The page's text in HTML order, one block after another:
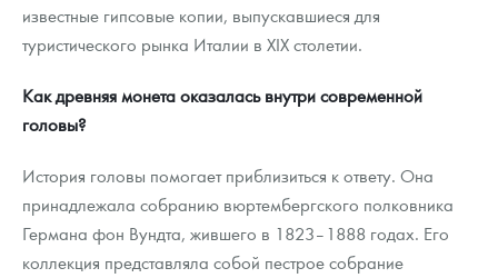
известные гипсовые копии, выпускавшиеся для
туристического рынка Италии в XIX столетии.
Как древняя монета оказалась внутри современной
головы?
История головы помогает приблизиться к ответу. Она
принадлежала собранию вюртембергского полковника
Германа фон Вундта, жившего в 1823–1888 годах. Его
коллекция представляла собой пестрое собрание